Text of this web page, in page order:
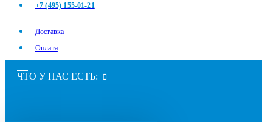
+7 (495) 155-01-21
Доставка
Оплата
ЧТО У НАС ЕСТЬ: